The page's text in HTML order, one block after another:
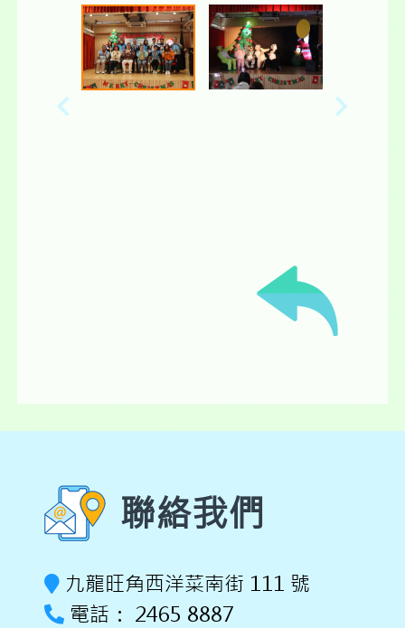
聯絡我們
九龍旺角西洋菜南街 111 號
電話： 2465 8887